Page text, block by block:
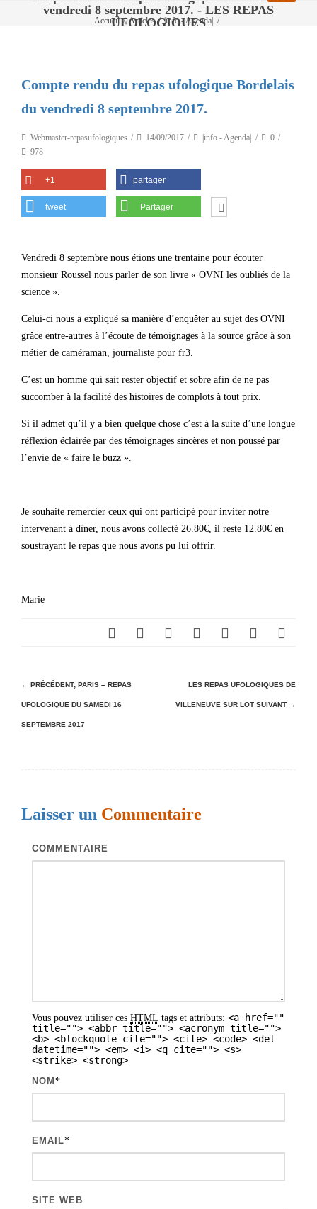
vendredi 8 septembre 2017. - LES REPAS
UFOLOGIQUES
Accueil / Articles / |info - Agenda| /
Compte rendu du repas ufologique Bordelais
du vendredi 8 septembre 2017.
Webmaster-repasufologiques 14/09/2017 |info - Agenda|
0
978
+1 partager
tweet Partager
Vendredi 8 septembre nous étions une trentaine pour écouter
monsieur Roussel nous parler de son livre « OVNI les oubliés de la
science ».
Celui-ci nous a expliqué sa manière d’enquêter au sujet des OVNI
grâce entre-autres à l’écoute de témoignages à la source grâce à son
métier de caméraman, journaliste pour fr3.
C’est un homme qui sait rester objectif et sobre afin de ne pas
succomber à la facilité des histoires de complots à tout prix.
Si il admet qu’il y a bien quelque chose c’est à la suite d’une longue
réflexion éclairée par des témoignages sincères et non poussé par
l’envie de « faire le buzz ».
Je souhaite remercier ceux qui ont participé pour inviter notre
intervenant à dîner, nous avons collecté 26.80€, il reste 12.80€ en
soustrayant le repas que nous avons pu lui offrir.
Marie
N
a
v
t
← PRÉCÉDENT; PARIS – REPAS
UFOLOGIQUE DU SAMEDI 16
SEPTEMBRE 2017
LES REPAS UFOLOGIQUES DE
VILLENEUVE SUR LOT SUIVANT →
Laisser un Commentaire
COMMENTAIRE
Vous pouvez utiliser ces HTML tags et attributs: <a href=""
title=""> <abbr title=""> <acronym title="">
<b> <blockquote cite=""> <cite> <code> <del
datetime=""> <em> <i> <q cite=""> <s>
<strike> <strong>
NOM *
EMAIL*
SITE WEB